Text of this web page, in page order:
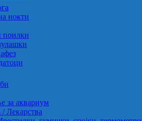
нокти
поилки
за аквариум
Лекарства